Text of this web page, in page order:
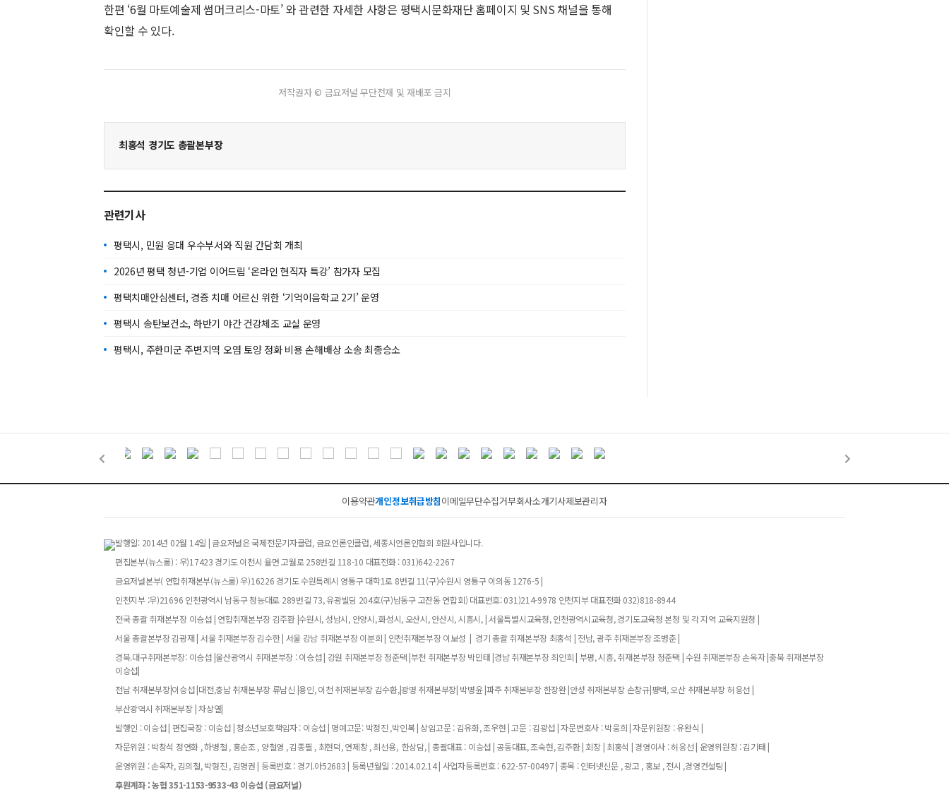
한편 ‘6월 마토예술제 썸머크리스-마토’ 와 관련한 자세한 사항은 평택시문화재단 홈페이지 및 SNS 채널을 통해
확인할 수 있다.
저작권자 © 금요저널 무단전재 및 재배포 금지
최홍석 경기도 총괄본부장
관련기사
평택시, 민원 응대 우수부서와 직원 간담회 개최
2026년 평택 청년-기업 이어드림 ‘온라인 현직자 특강’ 참가자 모집
평택치매안심센터, 경증 치매 어르신 위한 ‘기억이음학교 2기’ 운영
평택시 송탄보건소, 하반기 야간 건강체조 교실 운영
평택시, 주한미군 주변지역 오염 토양 정화 비용 손해배상 소송 최종승소
이용약관개인정보취급방침이메일무단수집거부회사소개기사제보관리자
발행일: 2014년 02월 14일 | 금요저널은 국제전문기자클럽, 금요언론인클럽, 세종시언론인협회 회원사입니다.
편집본부(뉴스룸) : 우)17423 경기도 이천시 율면 고월로 258번길 118-10 대표전화 : 031)642-2267
금요저널본부( 연합취재본부(뉴스룸) 우)16226 경기도 수원특례시 영통구 대학1로 8번길 11(구)수원시 영통구 이의동 1276-5 |
인천지부 :우)21696 인천광역시 남동구 청능대로 289번길 73, 유광빌딩 204호(구)남동구 고잔동 연합회) 대표번호: 031)214-9978 인천지부 대표전화 032)818-8944
전국 총괄 취재본부장 이승섭 | 연합취재본부장 김주환 |수원시, 성남시, 안양시, 화성시, 오산시, 안산시, 시흥시, | 서울특별시교육청, 인천광역시교육청, 경기도교육청 본청 및 각 지역 교육지원청 |
서울 총괄본부장 김광재 | 서울 취재본부장 김수한 | 서울 강남 취재본부장 이분희 | 인천취재본부장 이보성 | 경기 총괄 취재본부장 최홍석 | 전남, 광주 취재본부장 조병춘 |
경북.대구취재본부장: 이승섭 |울산광역시 취재본부장 : 이승섭 | 강원 취재본부장 정준택 |부천 취재본부장 박민태 |경남 취재본부장 최인희 | 부평, 시흥, 취재본부장 정준택 | 수원 취재본부장 손옥자 |충북 취재본부장
이승섭|
전남 취재본부장|이승섭 |대전,충남 취재본부장 류남신 |용인, 이천 취재본부장 김수환,|광명 취재본부장| 박병윤 |파주 취재본부장 한장완 |안성 취재본부장 손창규|평택, 오산 취재본부장 허응선 |
부산광역시 취재본부장 | 차상열|
발행인 : 이승섭 | 편집국장 : 이승섭 | 청소년보호책임자 : 이승섭 | 명예고문: 박정진 ,박인복 | 상임고문 : 김유화, 조우현 | 고문 : 김광섭 | 자문변호사 : 박웅희 | 자문위원장 : 유완식 |
자문위원 : 박창석 정연화 , 하병철 , 홍순조 , 양철영 , 김종필 , 최현덕, 연제창 , 최선용, 한상담, | 총괄대표 : 이승섭 | 공동대표, 조숙현, 김주환 | 회장 | 최홍석 | 경영이사 : 허응선 | 운영위원장 : 김기태 |
운영위원 : 손옥자, 김의철, 박형진 , 김명권 | 등록번호 : 경기.아52683 | 등록년월일 : 2014.02.14 | 사업자등록번호 : 622-57-00497 | 종목 : 인터넷신문 , 광고 , 홍보 , 전시 ,경영컨설팅 |
후원계좌 : 농협 351-1153-9533-43 이승섭 (금요저널)